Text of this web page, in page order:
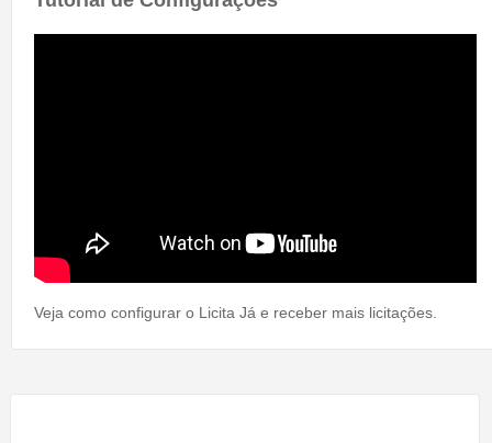
Veja como configurar o Licita Já e receber mais licitações.